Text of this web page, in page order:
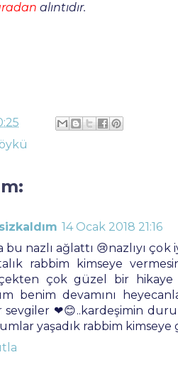
alıntıdır.
öykü
14 Ocak 2018 21:16
bu nazlı ağlattı 😢nazlıyı
rabbim kimseye
çok güzel bir hikaye
benim devamını
sevgiler ❤😊..kardeşimin
yaşadık rabbim kimseye